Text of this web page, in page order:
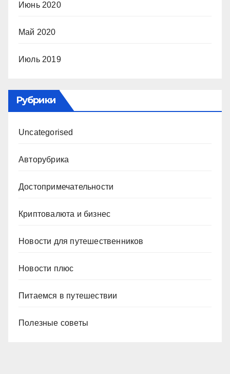
Июнь 2020
Май 2020
Июль 2019
Рубрики
Uncategorised
Авторубрика
Достопримечательности
Криптовалюта и бизнес
Новости для путешественников
Новости плюс
Питаемся в путешествии
Полезные советы